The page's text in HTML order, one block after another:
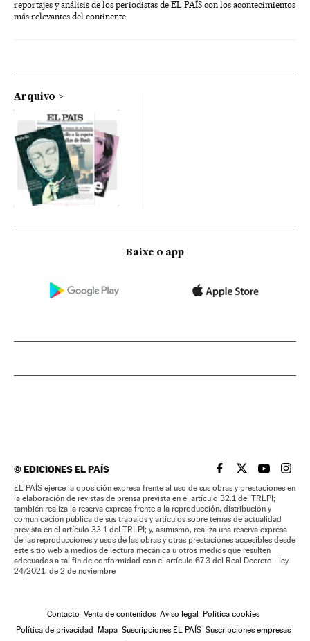
reportajes y análisis de los periodistas de EL PAÍS con los acontecimientos
más relevantes del continente.
Arquivo
Baixe o app
©EDICIONES EL PAÍS EL PAÍS BRASIL EN
EL PAÍSEL PAÍS
EL
EL PAÍS ejerce la oposición expresa frente al uso de sus obras y prestaciones en
la elaboración de revistas de prensa prevista en el artículo 32.1 del TRLPI;
también realiza la reserva expresa frente a la reproducción, distribución y
comunicación pública de sus trabajos y artículos sobre temas de actualidad
prevista en el artículo 33.1 del TRLPI; y, asimismo, realiza una reserva expresa
de las reproducciones y usos de las obras y otras prestaciones accesibles desde
este sitio web a medios de lectura mecánica u otros medios que resulten
adecuados a tal fin de conformidad con el artículo 67.3 del Real Decreto - ley
24/2021, de 2 de noviembre
Contacto Venta de contenidos Aviso legal
Política cookies
Política de privacidad
Mapa Suscripciones EL PAÍS Suscripciones empresas